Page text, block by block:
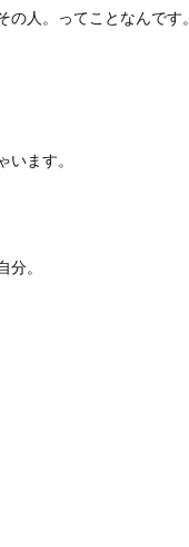
人。ってことなんです。
ます。
。